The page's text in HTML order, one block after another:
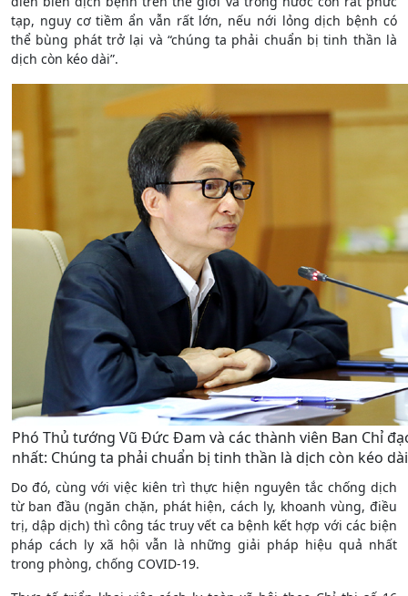
tạp, nguy cơ tiềm ẩn vẫn rất lớn, nếu nới lỏng dịch bệnh có
thể bùng phát trở lại và “chúng ta phải chuẩn bị tinh thần là
dịch còn kéo dài”.
Phó Thủ tướng Vũ Đức Đam và các thành viên Ban Chỉ
nhất: Chúng ta phải chuẩn bị tinh thần là dịch còn kéo
Do đó, cùng với việc kiên trì thực hiện nguyên tắc chống dịch
từ ban đầu (ngăn chặn, phát hiện, cách ly, khoanh vùng, điều
trị, dập dịch) thì công tác truy vết ca bệnh kết hợp với các biện
pháp cách ly xã hội vẫn là những giải pháp hiệu quả nhất
trong phòng, chống COVID-19.